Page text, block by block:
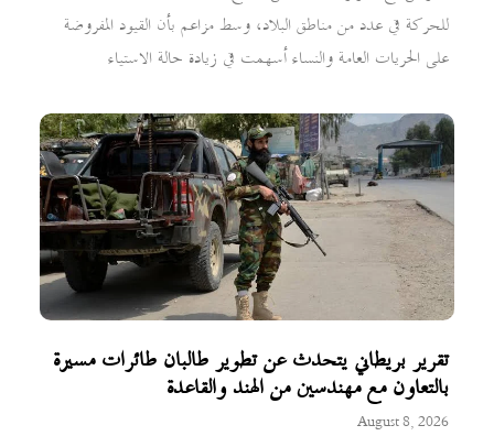
للحركة في عدد من مناطق البلاد، وسط مزاعم بأن القيود المفروضة
على الحريات العامة والنساء أسهمت في زيادة حالة الاستياء
تقرير بريطاني يتحدث عن تطوير طالبان طائرات مسيرة
بالتعاون مع مهندسين من الهند والقاعدة
August 8, 2026